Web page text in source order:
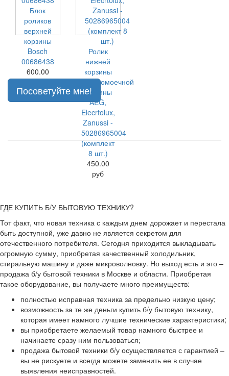
Блок
роликов
верхней
корзины
Bosch
00686438
600.00
руб
Ролик
нижней
корзины
посудомоечной
машины
AEG,
Elecrtolux,
Zanussi -
50286965004
(комплект
8 шт.)
450.00
руб
Посоветуйте мне!
ГДЕ КУПИТЬ Б/У БЫТОВУЮ ТЕХНИКУ?
Тот факт, что новая техника с каждым днем дорожает и перестала
быть доступной, уже давно не является секретом для
отечественного потребителя. Сегодня приходится выкладывать
огромную сумму, приобретая качественный холодильник,
стиральную машину и даже микроволновку. Но выход есть и это –
продажа б/у бытовой техники в Москве и области. Приобретая
такое оборудование, вы получаете много преимуществ:
полностью исправная техника за предельно низкую цену;
возможность за те же деньги купить б/у бытовую технику,
которая имеет намного лучшие технические характеристики;
вы приобретаете желаемый товар намного быстрее и
начинаете сразу ним пользоваться;
продажа бытовой техники б/у осуществляется с гарантией –
вы не рискуете и всегда можете заменить ее в случае
выявления неисправностей.